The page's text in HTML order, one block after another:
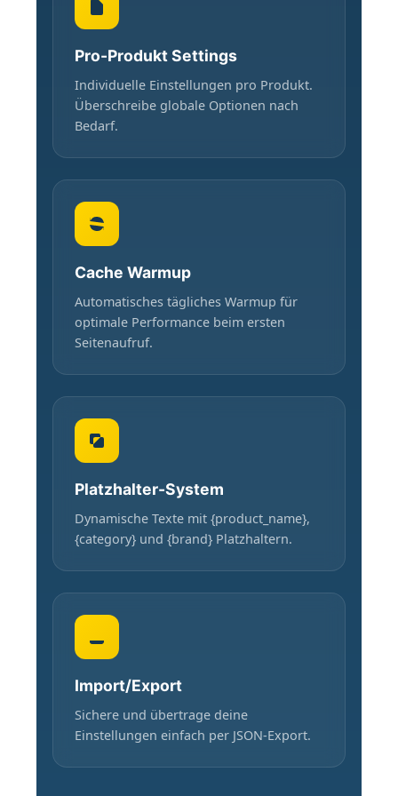
Pro-Produkt Settings
Individuelle Einstellungen pro Produkt.
Überschreibe globale Optionen nach
Bedarf.
Cache Warmup
Automatisches tägliches Warmup für
optimale Performance beim ersten
Seitenaufruf.
Platzhalter-System
Dynamische Texte mit {product_name},
{category} und {brand} Platzhaltern.
Import/Export
Sichere und übertrage deine
Einstellungen einfach per JSON-Export.